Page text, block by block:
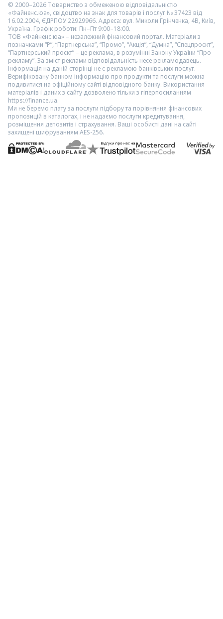
© 2000–2026 Товариство з обмеженою відповідальністю
«Файненс.юа», свідоцтво на знак для товарів і послуг № 37423 від
16.02.2004, ЄДРПОУ 22929966. Адреса: вул. Миколи Грінченка, 4В, Київ,
Україна. Графік роботи: Пн–Пт 9:00–18:00.
ТОВ «Файненс.юа» – незалежний фінансовий портал. Матеріали з
позначками “Р”, “Партнерська”, “Промо”, “Акція”, “Думка”, “Спецпроєкт”,
“Партнерський проєкт” – це реклама, в розумінні Закону України “Про
рекламу”. За зміст реклами відповідальність несе рекламодавець.
Інформація на даній сторінці не є рекламою банківських послуг.
Верифіковану банком інформацію про продукти та послуги можна
подивитися на офіційному сайті відповідного банку. Використання
матеріалів і даних з сайту дозволено тільки з гіперпосиланням
https://finance.ua.
Ми не беремо плату за послуги підбору та порівняння фінансових
пропозицій в каталогах, і не надаємо послуги кредитування,
розміщення депозитів і страхування. Ваші особисті дані на сайті
захищені шифруванням AES-256.